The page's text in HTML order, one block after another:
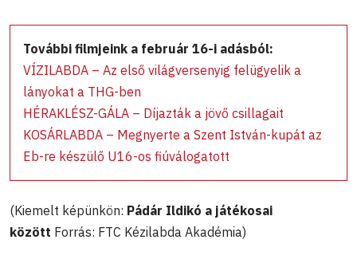
További filmjeink a február 16-i adásból:
VÍZILABDA – Az első világversenyig felügyelik a
lányokat a THG-ben
HÉRAKLÉSZ-GÁLA – Díjazták a jövő csillagait
KOSÁRLABDA – Megnyerte a Szent István-kupát az
Eb-re készülő U16-os fiúválogatott
(Kiemelt képünkön: Pádár Ildikó a játékosai
között Forrás: FTC Kézilabda Akadémia)